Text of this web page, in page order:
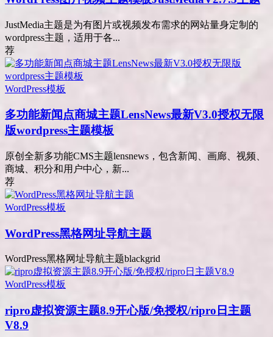
JustMedia主题是为有图片或视频发布需求的网站量身定制的
wordpress主题，适用于各...
荐
WordPress模板
多功能新闻点商城主题LensNews最新V3.0授权无限
版wordpress主题模板
原创全新多功能CMS主题lensnews，包含新闻、画廊、视频、
商城、积分和用户中心，新...
荐
WordPress模板
WordPress黑格网址导航主题
WordPress黑格网址导航主题blackgrid
WordPress模板
ripro虚拟资源主题8.9开心版/免授权/ripro日主题
V8.9